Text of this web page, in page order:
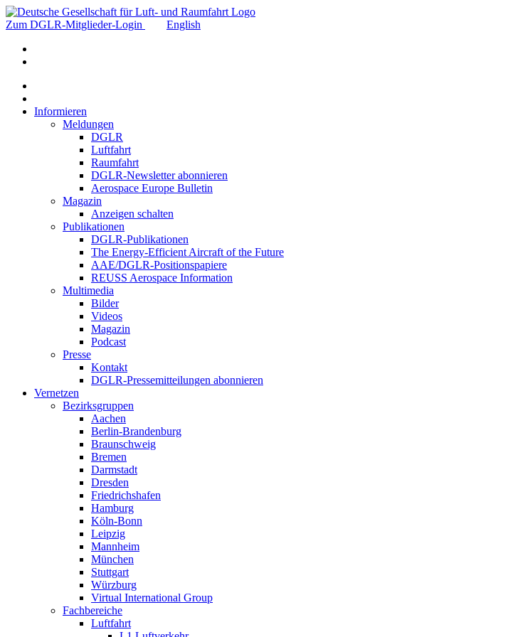
Zum DGLR-Mitglieder-Login English
Informieren
Meldungen
DGLR
Luftfahrt
Raumfahrt
DGLR-Newsletter abonnieren
Aerospace Europe Bulletin
Magazin
Anzeigen schalten
Publikationen
DGLR-Publikationen
The Energy-Efficient Aircraft of the Future
AAE/DGLR-Positionspapiere
REUSS Aerospace Information
Multimedia
Bilder
Videos
Magazin
Podcast
Presse
Kontakt
DGLR-Pressemitteilungen abonnieren
Vernetzen
Bezirksgruppen
Aachen
Berlin-Brandenburg
Braunschweig
Bremen
Darmstadt
Dresden
Friedrichshafen
Hamburg
Köln-Bonn
Leipzig
Mannheim
München
Stuttgart
Würzburg
Virtual International Group
Fachbereiche
Luftfahrt